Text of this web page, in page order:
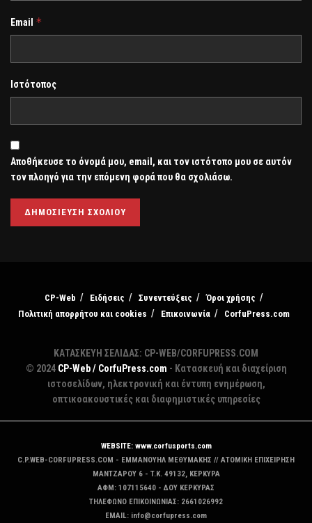
Email *
Ιστότοπος
Αποθήκευσε το όνομά μου, email, και τον ιστότοπο μου σε αυτόν
τον πλοηγό για την επόμενη φορά που θα σχολιάσω.
CP-Web Ειδήσεις Συνεντεύξεις
Όροι χρήσης
Πολιτική απορρήτου και cookies
Επικοινωνία CorfuPress.com
ΚΑΤΑΣΚΕΥΗ ΣΕΛΙΔΑΣ: CP-WEB/CORFUPRESS.COM
© 2024 CP-Web / CorfuPress.com - Κατασκευή και διαχείριση
ιστοσελίδων, ηλεκτρονική και έντυπη ενημέρωση,
οπτικοακουστικές και διαφημιστικές υπηρεσίες
WEBSITE: www.corfusports.com
C.P.WEB-CORFUPRESS.COM - ΕΜΜΑΝΟΥΗΛ ΜΕΘΥΜΑΚΗΣ // ΑΤΟΜΙΚΗ ΕΠΙΧΕΙΡΗΣΗ
MANTZAΡΟΥ 6 - T.K. 49132, ΚΕΡΚΥΡΑ
ΑΦΜ: 107115640 - ΔΟΥ ΚΕΡΚΥΡΑΣ
ΤΗΛΕΦΩΝΟ ΕΠΙΚΟΙΝΩΝΙΑΣ: 2661026992
EMAIL: info@corfupress.com